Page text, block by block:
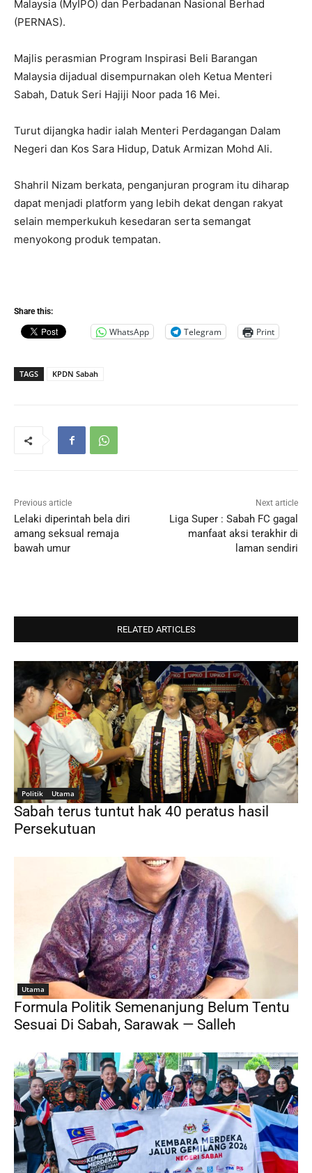
Malaysia (MyIPO) dan Perbadanan Nasional Berhad
(PERNAS).
Majlis perasmian Program Inspirasi Beli Barangan
Malaysia dijadual disempurnakan oleh Ketua Menteri
Sabah, Datuk Seri Hajiji Noor pada 16 Mei.
Turut dijangka hadir ialah Menteri Perdagangan Dalam
Negeri dan Kos Sara Hidup, Datuk Armizan Mohd Ali.
Shahril Nizam berkata, penganjuran program itu diharap
dapat menjadi platform yang lebih dekat dengan rakyat
selain memperkukuh kesedaran serta semangat
menyokong produk tempatan.
Share this:
WhatsApp Telegram Print
TAGS KPDN Sabah
Previous article
Lelaki diperintah bela diri
amang seksual remaja
bawah umur
Next article
Liga Super : Sabah FC gagal
manfaat aksi terakhir di
laman sendiri
RELATED ARTICLES
Politik Utama
Sabah terus tuntut hak 40 peratus hasil
Persekutuan
Utama
Formula Politik Semenanjung Belum Tentu
Sesuai Di Sabah, Sarawak — Salleh